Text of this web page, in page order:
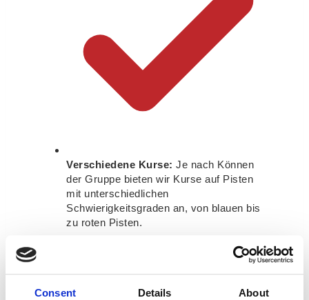
Consent Details About
Verschiedene Kurse: Je nach Können
der Gruppe bieten wir Kurse auf Pisten
mit unterschiedlichen
Schwierigkeitsgraden an, von blauen bis
zu roten Pisten.